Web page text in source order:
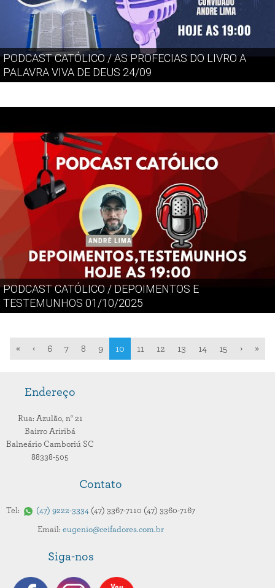
PODCAST CATÓLICO / AS PROFECIAS DO LIVRO A
PALAVRA VIVA DE DEUS 24/09
PODCAST CATÓLICO / DEPOIMENTOS E
TESTEMUNHOS 01/10/2025
« ‹ 6 7 8 9 10 11 12 13 14 15 › »
Endereço
Rua: Azulão, n° 21
Bairro Ariribá
Balneário Camboriú SC
88338-505
Contato
Tel: 47 9222-3334 47 3367-7110 47 3360-7167
Email: eugenio@ceifadores.com.br
Siga-nos